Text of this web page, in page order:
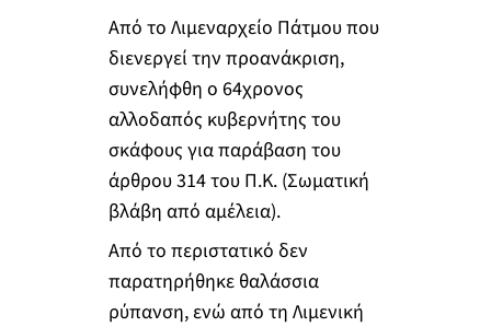
Από το Λιμεναρχείο Πάτμου που
διενεργεί την προανάκριση,
συνελήφθη ο 64χρονος
αλλοδαπός κυβερνήτης του
σκάφους για παράβαση του
άρθρου 314 του Π.Κ. (Σωματική
βλάβη από αμέλεια).
Από το περιστατικό δεν
παρατηρήθηκε θαλάσσια
ρύπανση, ενώ από τη Λιμενική